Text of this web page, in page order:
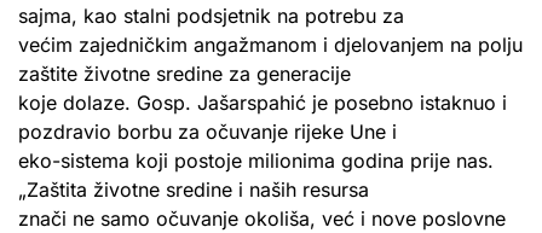
sajma, kao stalni podsjetnik na potrebu za
većim zajedničkim angažmanom i djelovanjem na polju
zaštite životne sredine za generacije
koje dolaze. Gosp. Jašarspahić je posebno istaknuo i
pozdravio borbu za očuvanje rijeke Une i
eko-sistema koji postoje milionima godina prije nas.
„Zaštita životne sredine i naših resursa
znači ne samo očuvanje okoliša, već i nove poslovne